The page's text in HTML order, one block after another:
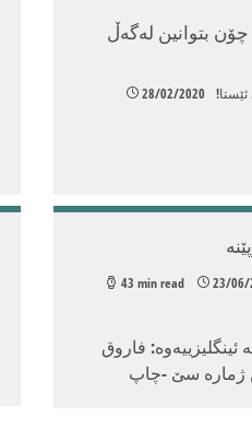
بتوانین لەگەڵ
28/02/2020
23/06/
43 min read
فاروق
ژماره‌ سێ -چاپ